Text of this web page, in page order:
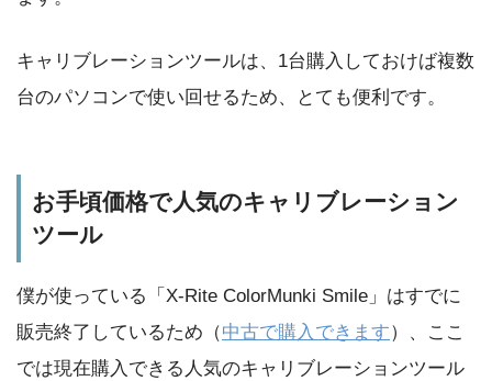
キャリブレーションツールは、1台購入しておけば複数
台のパソコンで使い回せるため、とても便利です。
お手頃価格で人気のキャリブレーション
ツール
僕が使っている「X-Rite ColorMunki Smile」はすでに
販売終了しているため（中古で購入できます）、ここ
では現在購入できる人気のキャリブレーションツール